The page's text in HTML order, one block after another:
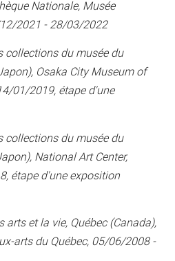
Nationale, Musée
2021 - 28/03/2022
collections du musée du
Osaka City Museum of
01/2019, étape d'une
collections du musée du
National Art Center,
étape d'une exposition
arts et la vie, Québec (Canada),
arts du Québec, 05/06/2008 -